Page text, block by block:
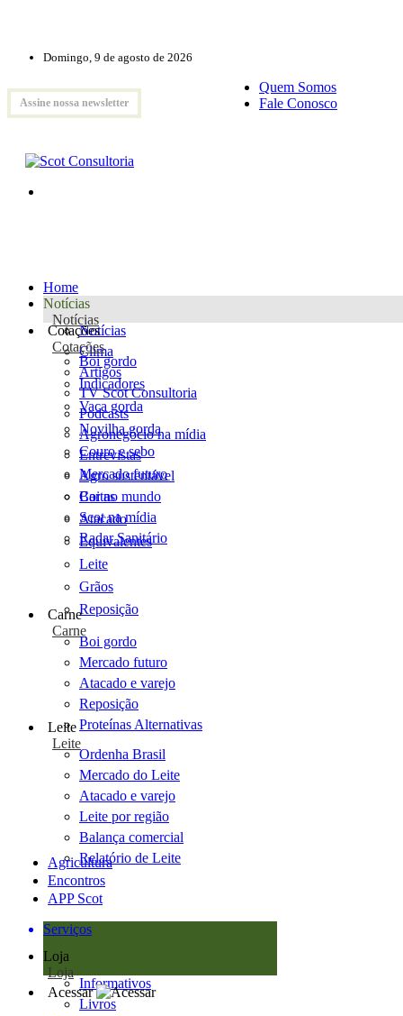
Domingo, 9 de agosto de 2026
Assine nossa newsletter
Quem Somos
Fale Conosco
Home
Notícias
Notícias
Notícias
Clima
Artigos
TV Scot Consultoria
Podcasts
Agronegócio na mídia
Entrevistas
Agro sustentável
Cartas
Scot na mídia
Radar Sanitário
Cotações
Cotações
Boi gordo
Indicadores
Vaca gorda
Novilha gorda
Couro e sebo
Mercado futuro
Boi no mundo
Atacado
Equivalentes
Leite
Grãos
Reposição
Carne
Carne
Boi gordo
Mercado futuro
Atacado e varejo
Reposição
Proteínas Alternativas
Leite
Leite
Ordenha Brasil
Mercado do Leite
Atacado e varejo
Leite por região
Balança comercial
Relatório de Leite
Agricultura
Encontros
APP Scot
Serviços
Loja
Loja
Informativos
Livros
Acessar